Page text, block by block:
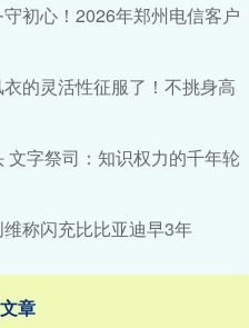
初心！2026年郑州电信客户
的灵活性征服了！不挑身高
字祭司：知识权力的千年轮
称闪充比比亚迪早3年
章